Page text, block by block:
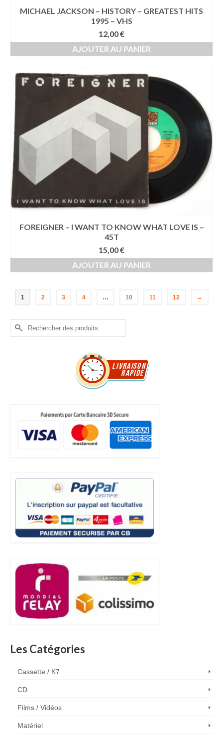
MICHAEL JACKSON – HISTORY – GREATEST HITS
1995 – VHS
12,00€
AJOUTER AU PANIER
FOREIGNER – I WANT TO KNOW WHAT LOVE IS –
45T
15,00€
AJOUTER AU PANIER
1 2 3 4 … 10 11 12 →
Rechercher :
Les Catégories
Cassette / K7
CD
Films / Vidéos
Matériel